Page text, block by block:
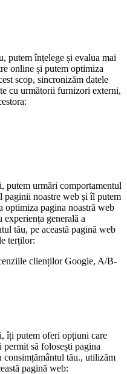
putem înțelege și evalua mai
online și putem optimiza
scop, sincronizăm datele
cu următorii furnizori externi,
putem urmări comportamentul
paginii noastre web și îl putem
optimiza pagina noastră web
generală a
tău, pe această pagină web
terților:
clienților Google, A/B-
îți putem oferi opțiuni care
permit să folosești pagina
tău., utilizăm
pagină web: